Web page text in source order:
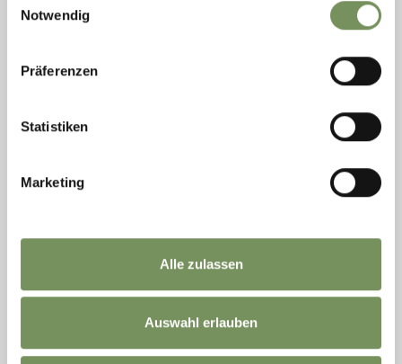
Notwendig
Präferenzen
Statistiken
Marketing
Alle zulassen
Auswahl erlauben
Mittwoch
18:00